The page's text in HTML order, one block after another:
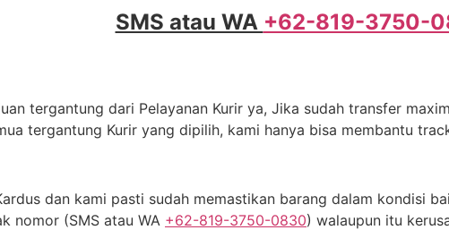
SMS atau WA +62-819-3750-
tergantung dari Pelayanan Kurir ya, Jika sudah transfer
tergantung Kurir yang dipilih, kami hanya bisa membantu
dan kami pasti sudah memastikan barang dalam kondisi
nomor (SMS atau WA +62-819-3750-0830) walaupun itu